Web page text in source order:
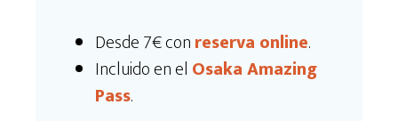
Desde 7€ conreserva online.
Incluido en el Osaka Amazing
Pass.